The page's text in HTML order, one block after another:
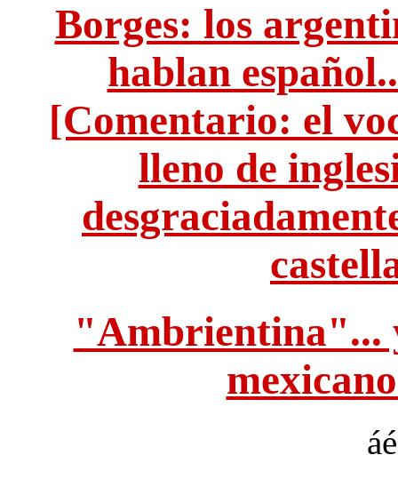
Borges: los
hablan
[Comentario: el
lleno de
"Ambrientina"...